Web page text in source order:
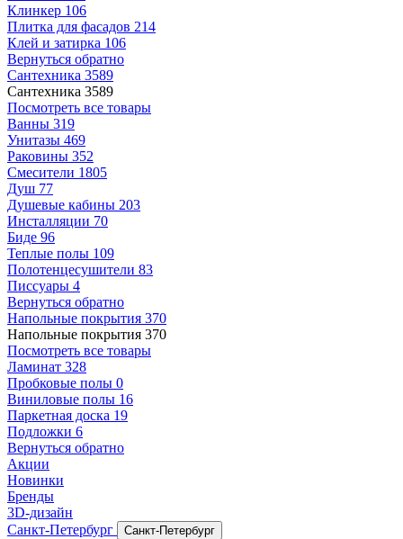
Клинкер 106
Плитка для фасадов 214
Клей и затирка 106
Вернуться обратно
Сантехника 3589
Сантехника 3589
Посмотреть все товары
Ванны 319
Унитазы 469
Раковины 352
Смесители 1805
Душ 77
Душевые кабины 203
Инсталляции 70
Биде 96
Теплые полы 109
Полотенцесушители 83
Писсуары 4
Вернуться обратно
Напольные покрытия 370
Напольные покрытия 370
Посмотреть все товары
Ламинат 328
Пробковые полы 0
Виниловые полы 16
Паркетная доска 19
Подложки 6
Вернуться обратно
Акции
Новинки
Бренды
3D-дизайн
Санкт-Петербург
Санкт-Петербург